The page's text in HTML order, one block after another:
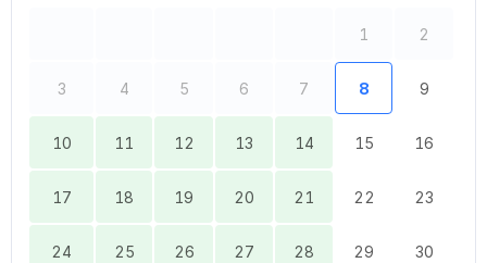
1 2
3 4 5 6 7 8 9
10 11 12 13 14 15 16
17 18 19 20 21 22 23
24 25 26 27 28 29 30